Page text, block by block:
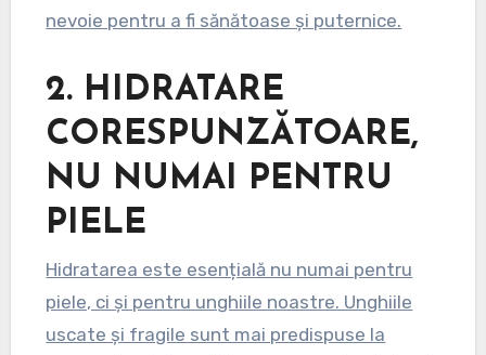
nevoie pentru a fi sănătoase și puternice.
2. HIDRATARE
CORESPUNZĂTOARE,
NU NUMAI PENTRU
PIELE
Hidratarea este esențială nu numai pentru
piele, ci și pentru unghiile noastre. Unghiile
uscate și fragile sunt mai predispuse la